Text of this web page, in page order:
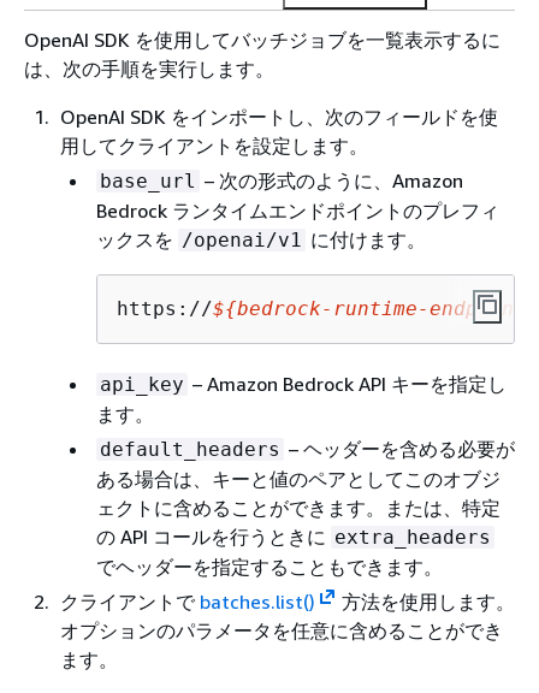
OpenAI SDK を使用してバッチジョブを一覧表示するに
は、次の手順を実行します。
OpenAI SDK をインポートし、次のフィールドを使
用してクライアントを設定します。
base_url – 次の形式のように、Amazon
Bedrock ランタイムエンドポイントのプレフィ
ックスを /openai/v1 に付けます。
https://${bedrock-runtime-endpoint}
api_key – Amazon Bedrock API キーを指定し
ます。
default_headers – ヘッダーを含める必要が
ある場合は、キーと値のペアとしてこのオブジ
ェクトに含めることができます。または、特定
の API コールを行うときに extra_headers
でヘッダーを指定することもできます。
クライアントで batches.list()
方法を使用します。
オプションのパラメータを任意に含めることができ
ます。